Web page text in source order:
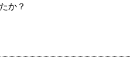
か？